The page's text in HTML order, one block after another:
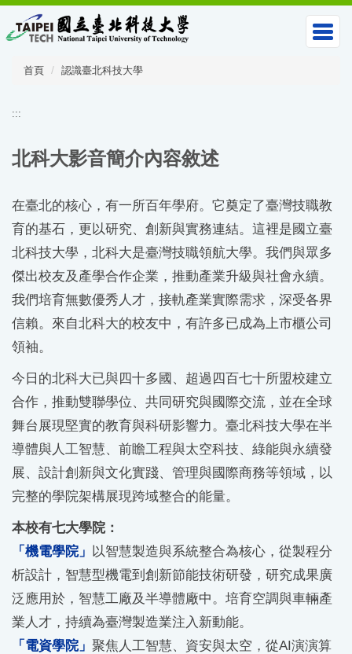
到
主
首頁 認識臺北科技大學
:::
北科大影音簡介內容敘述
在臺北的核心，有一所百年學府。它奠定了臺灣技職教
育的基石，更以研究、創新與實務連結。這裡是國立臺
北科技大學，北科大是臺灣技職領航大學。我們與眾多
傑出校友及產學合作企業，推動產業升級與社會永續。
我們培育無數優秀人才，接軌產業實際需求，深受各界
信賴。來自北科大的校友中，有許多已成為上市櫃公司
領袖。
今日的北科大已與四十多國、超過四百七十所盟校建立
合作，推動雙聯學位、共同研究與國際交流，並在全球
舞台展現堅實的教育與科研影響力。臺北科技大學在半
導體與人工智慧、前瞻工程與太空科技、綠能與永續發
展、設計創新與文化實踐、管理與國際商務等領域，以
完整的學院架構展現跨域整合的能量。
本校有七大學院：
「機電學院」
以智慧製造與系統整合為核心，從製程分
析設計，智慧型機電到創新節能技術研發，研究成果廣
泛應用於，智慧工廠及半導體廠中。培育空調與車輛產
業人才，持續為臺灣製造業注入新動能。
「電資學院」 聚焦人工智慧、資安與太空，從AI演演算